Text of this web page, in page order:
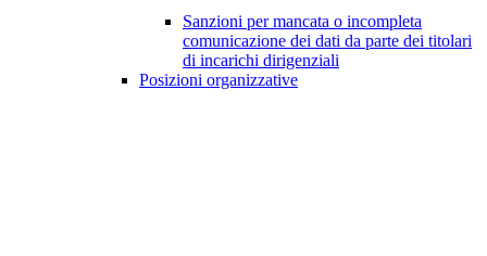
Sanzioni per mancata o incompleta
comunicazione dei dati da parte dei titolari
di incarichi dirigenziali
Posizioni organizzative